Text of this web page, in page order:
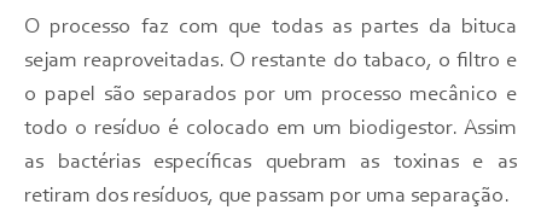
O processo faz com que todas as partes da bituca
sejam reaproveitadas. O restante do tabaco, o filtro e
o papel são separados por um processo mecânico e
todo o resíduo é colocado em um biodigestor. Assim
as bactérias específicas quebram as toxinas e as
retiram dos resíduos, que passam por uma separação.